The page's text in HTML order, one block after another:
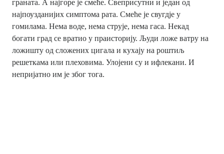
граната. А најгоре је смеће. Свеприсутни и један од
најпоузданијих симптома рата. Смеће је свугдје у
гомилама. Нема воде, нема струје, нема гаса. Некад
богати град се вратио у праисторију. Људи ложе ватру на
ложишту од сложених цигала и кухају на роштиљ
решеткама или плеховима. Улојени су и ифлекани. И
непријатно им је због тога.